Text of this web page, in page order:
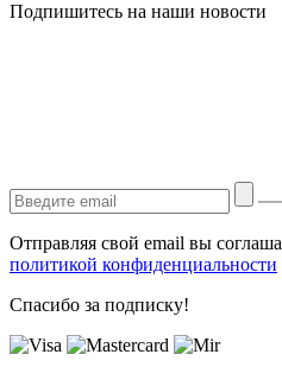
Подпишитесь на наши новости
Отправляя свой email вы
политикой конфиденциальности
Спасибо за подписку!